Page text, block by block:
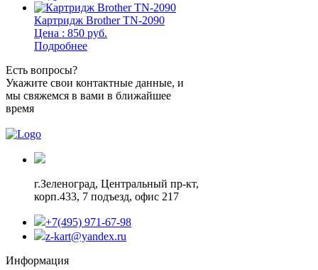
Картридж Brother TN-2090
Цена : 850 руб.
Подробнее
Есть вопросы?
Укажите свои контактные данные, и
мы свяжемся в вами в ближайшее
время
г.Зеленоград, Центральный пр-кт,
корп.433, 7 подъезд, офис 217
+7(495) 971-67-98
z-kart@yandex.ru
Информация